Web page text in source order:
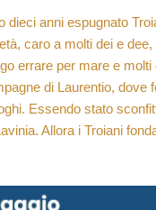
dieci anni espugnato
caro a molti dei e
errare per mare e
di Laurentio,
Essendo stato
Allora i Troiani